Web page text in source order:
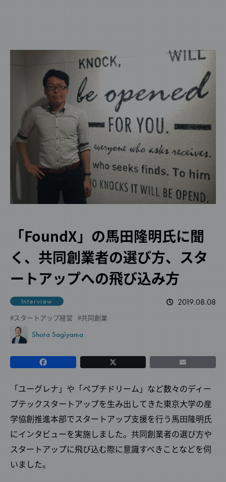
「FoundX」の馬田隆明氏に聞
く、共同創業者の選び方、スタ
ートアップへの飛び込み方
Interview 2019.08.08
スタートアップ経営 共同創業
Shota Sagiyama
「ユーグレナ」や「ペプチドリーム」など数々のディー
プテックスタートアップを生み出してきた東京大学の産
学協創推進本部でスタートアップ支援を行う馬田隆明氏
にインタビューを実施しました。共同創業者の選び方や
スタートアップに飛び込む際に意識すべきことなどを伺
いました。